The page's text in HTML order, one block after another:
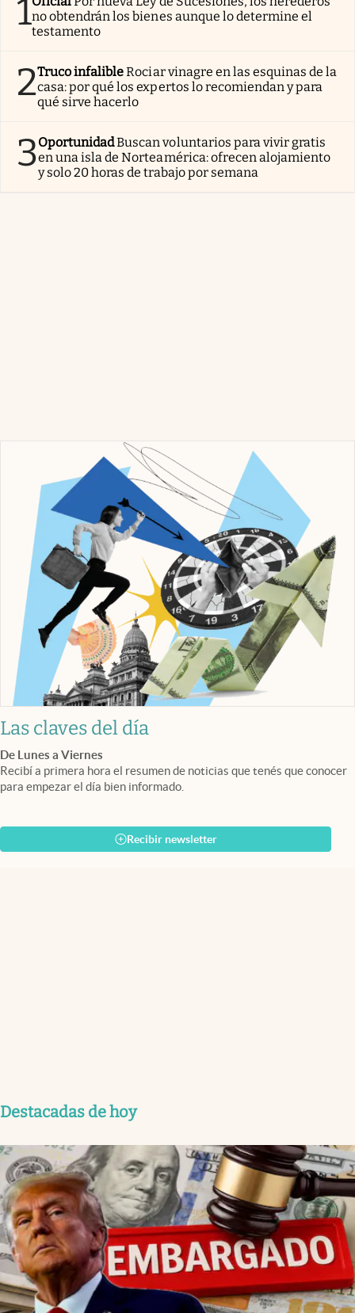
1no obtendrán los bienes aunque lo determine el
testamento
2Truco infalibleRociar vinagre en las esquinas de la
casa: por qué los expertos lo recomiendan y para
qué sirve hacerlo
3OportunidadBuscan voluntarios para vivir gratis
en una isla de Norteamérica: ofrecen alojamiento
y solo 20 horas de trabajo por semana
Las claves del día
De Lunes a Viernes
Recibí a primera hora el resumen de noticias que tenés que conocer
para empezar el día bien informado.
Recibir newsletter
Destacadas de hoy